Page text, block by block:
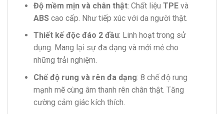
Độ mềm mịn và chân thật: Chất liệu TPEvà
ABScao cấp. Như tiếp xúc với da người thật.
Thiết kế độc đáo 2 đầu: Linh hoạt trong sử
dụng. Mang lại sự đa dạng và mới mẻ cho
những trải nghiệm.
Chế độ rung và rên đa dạng: 8 chế độ rung
mạnh mẽ cùng âm thanh rên chân thật. Tăng
cường cảm giác kích thích.